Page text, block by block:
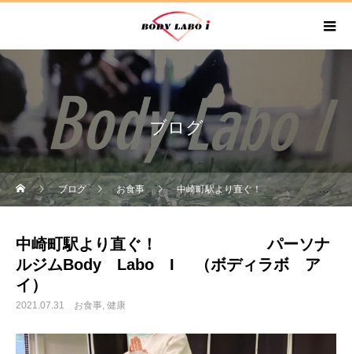
ブログ
ブログ お食事 中崎町駅より直ぐ！ パーソナルジムBody Labo I （ボディラボ アイ）
中崎町駅より直ぐ！ パーソナ
ルジムBody Labo I （ボディラボ ア
イ）
2021.07.31 お食事 健康